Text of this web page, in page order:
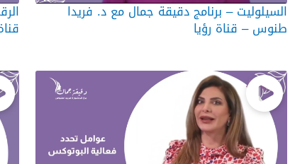
السيلوليت – برنامج دقيقة جمال مع د. فريدا
طنوس – قناة رؤيا